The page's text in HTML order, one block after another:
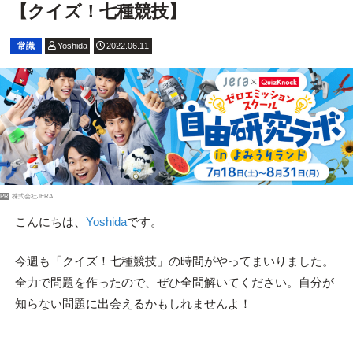
【クイズ！七種競技】
常識 Yoshida 2022.06.11
PR 株式会社JERA
こんにちは、 Yoshidaです。
今週も「クイズ！七種競技」の時間がやってまいりました。
全力で問題を作ったので、ぜひ全問解いてください。自分が
知らない問題に出会えるかもしれませんよ！